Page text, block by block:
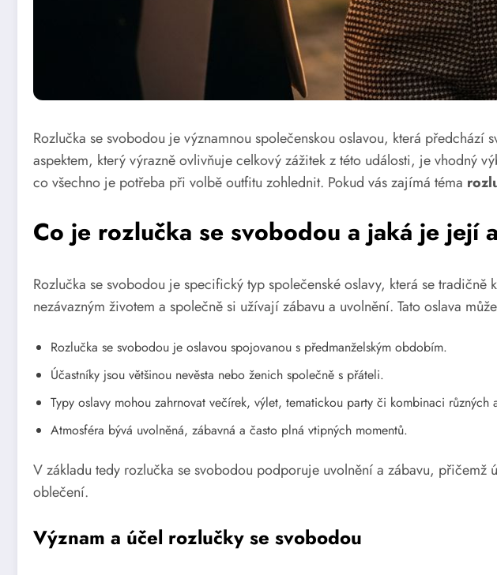
Rozlučka se svobodou je významnou společenskou oslavou, která
aspektem, který výrazně ovlivňuje celkový zážitek z této události, je vhodný
co všechno je potřeba při volbě outfitu zohlednit. Pokud vás zajímá téma
Co je rozlučka se svobodou a jaká je její
Rozlučka se svobodou je specifický typ společenské oslavy, která se
nezávazným životem a společně si užívají zábavu a uvolnění. Tato oslava
Rozlučka se svobodou je oslavou spojovanou s předmanželským obdobím.
Účastníky jsou většinou nevěsta nebo ženich společně s přáteli.
Typy oslavy mohou zahrnovat večírek, výlet, tematickou party či kombinaci různých
Atmosféra bývá uvolněná, zábavná a často plná vtipných momentů.
V základu tedy rozlučka se svobodou podporuje uvolnění a zábavu,
oblečení.
Význam a účel rozlučky se svobodou